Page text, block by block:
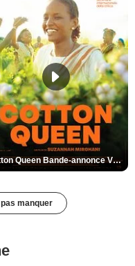
Cotton Queen Bande-annonce VO STFR
manquer